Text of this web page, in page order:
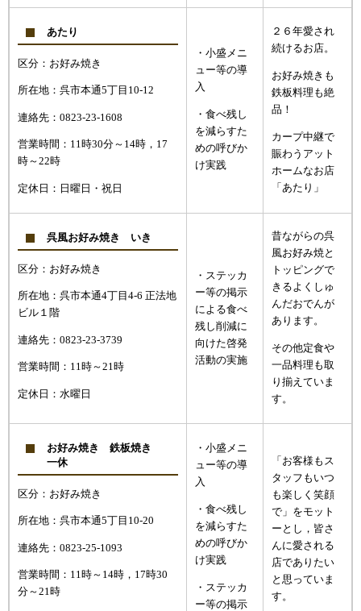
あたり
区分：お好み焼き
所在地：呉市本通5丁目10-12
連絡先：0823-23-1608
営業時間：11時30分～14時，17
時～22時
定休日：日曜日・祝日
・小盛メニ
ュー等の導
入
・食べ残し
を減らすた
めの呼びか
け実践
２６年愛され
続けるお店。
お好み焼きも
鉄板料理も絶
品！
カープ中継で
賑わうアット
ホームなお店
「あたり」
呉風お好み焼き いき
区分：お好み焼き
所在地：呉市本通4丁目4-6 正法地
ビル１階
連絡先：0823-23-3739
営業時間：11時～21時
定休日：水曜日
・ステッカ
ー等の掲示
による食べ
残し削減に
向けた啓発
活動の実施
昔ながらの呉
風お好み焼と
トッピングで
きるよくしゅ
んだおでんが
あります。
その他定食や
一品料理も取
り揃えていま
す。
お好み焼き 鉄板焼き
一休
区分：お好み焼き
所在地：呉市本通5丁目10-20
連絡先：0823-25-1093
営業時間：11時～14時，17時30
分～21時
・小盛メニ
ュー等の導
入
・食べ残し
を減らすた
めの呼びか
け実践
・ステッカ
ー等の掲示
「お客様もス
タッフもいつ
も楽しく笑顔
で」をモット
ーとし，皆さ
んに愛される
店でありたい
と思っていま
す。